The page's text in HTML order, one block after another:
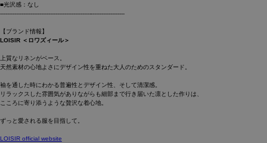
■光沢感：なし
----------------------------------------------------------------------
【ブランド情報】
LOISIR ＜ロワズィール＞
上質なリネンがベース。
天然素材の心地よさにデザイン性を重ねた大人のためのスタンダード。
袖を通した時にわかる普遍性とデザイン性、そして清潔感。
リラックスした雰囲気がありながらも細部まで行き届いた凛とした作りは、
こころに寄り添うような贅沢な着心地。
ずっと愛される服を目指して。
LOISIR official website